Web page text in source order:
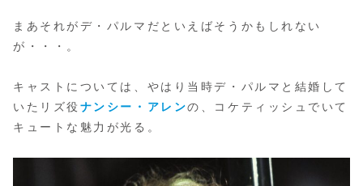
まあそれがデ・パルマだといえばそうかもしれない
が・・・。
キャストについては、やはり当時デ・パルマと結婚して
いたリズ役 ナンシー・アレンの、コケティッシュでいて
キュートな魅力が光る。